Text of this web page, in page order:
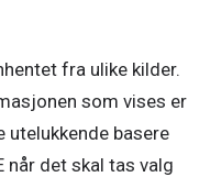
fra ulike kilder.
som vises er
utelukkende basere
det skal tas valg